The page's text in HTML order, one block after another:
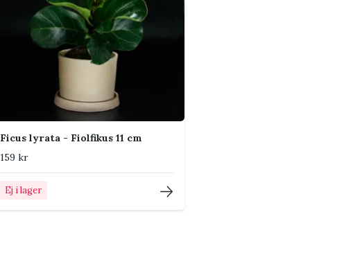
Ficus lyrata - Fiolfikus 11 cm
159 kr
Ej i lager